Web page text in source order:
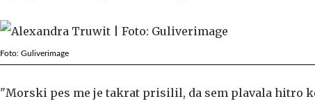
Foto: Guliverimage
"Morski pes me je takrat prisilil, da sem plavala hitro